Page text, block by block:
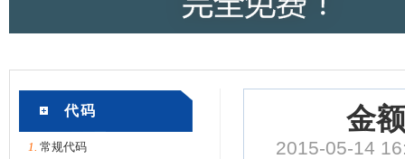
代码
1. 常规代码
金
2015-05-14